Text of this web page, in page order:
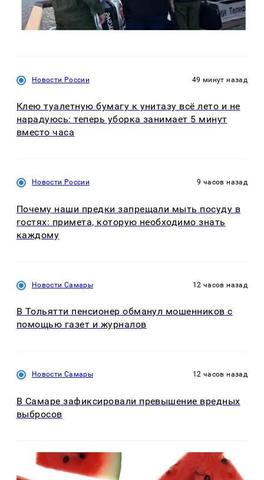
Новости России 49 минут назад
Клею туалетную бумагу к унитазу всё лето и не
нарадуюсь: теперь уборка занимает 5 минут
вместо часа
Новости России 9 часов назад
Почему наши предки запрещали мыть посуду в
гостях: примета, которую необходимо знать
каждому
Новости Самары 12 часов назад
В Тольятти пенсионер обманул мошенников с
помощью газет и журналов
Новости Самары 12 часов назад
В Самаре зафиксировали превышение вредных
выбросов